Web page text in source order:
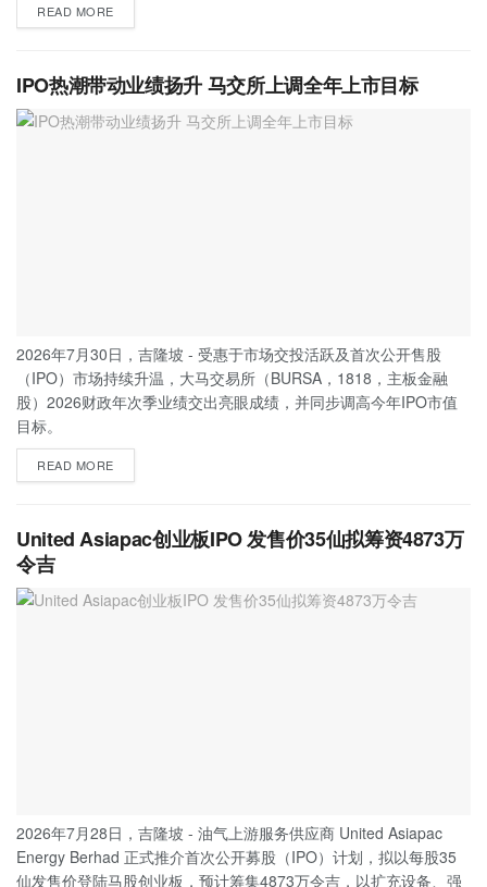
READ MORE
IPO热潮带动业绩扬升 马交所上调全年上市目标
2026年7月30日，吉隆坡 - 受惠于市场交投活跃及首次公开售股
（IPO）市场持续升温，大马交易所（BURSA，1818，主板金融
股）2026财政年次季业绩交出亮眼成绩，并同步调高今年IPO市值
目标。
READ MORE
United Asiapac创业板IPO 发售价35仙拟筹资4873万
令吉
2026年7月28日，吉隆坡 - 油气上游服务供应商 United Asiapac
Energy Berhad 正式推介首次公开募股（IPO）计划，拟以每股35
仙发售价登陆马股创业板，预计筹集4873万令吉，以扩充设备、强